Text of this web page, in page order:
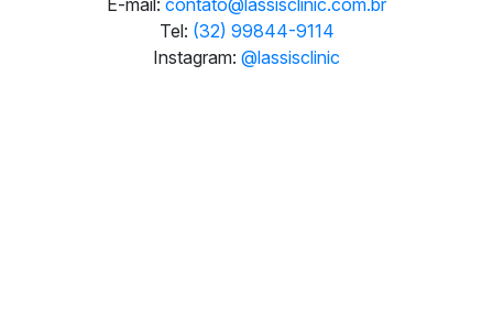
Tel: (32) 99844-9114
Instagram: @lassisclinic